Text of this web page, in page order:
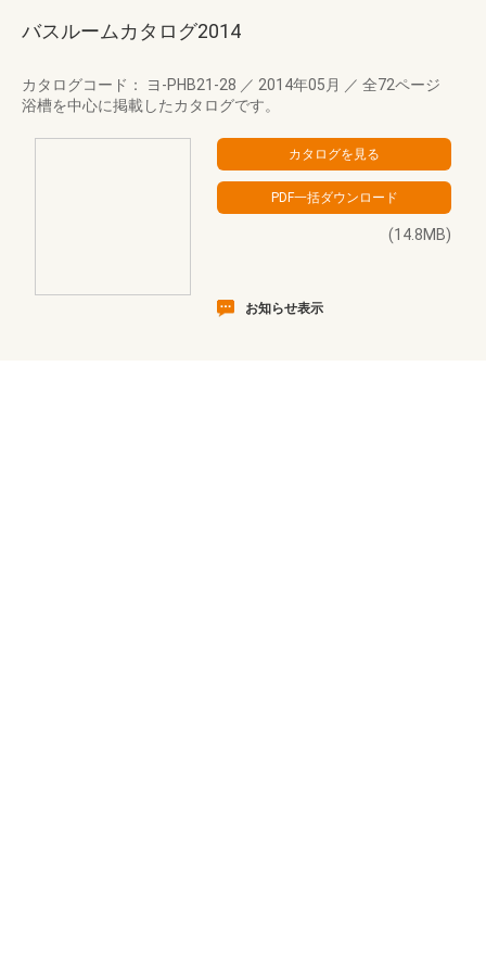
バスルームカタログ2014
カタログコード： ヨ-PHB21-28 ／ 2014年05月 ／ 全72ページ
浴槽を中心に掲載したカタログです。
(14.8MB)
お知らせ表示